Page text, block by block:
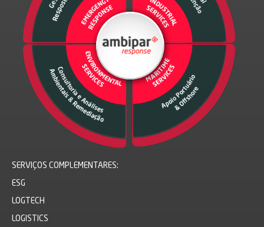
SERVIÇOS COMPLEMENTARES:
ESG
LOGTECH
LOGISTICS